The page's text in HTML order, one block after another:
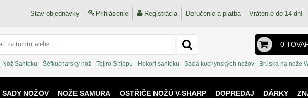
Stav objednávky Prihlásenie Registrácia Doručenie a platba Vrátenie do 14 dní
0
Nôž Santoku Šéfkucharský nôž Tojiro Shippu Hokori santoku Sada kuchynských nožov Brúska na nože
SADY NOŽOV NOŽE SAMURA OSTŘIČE NOŽŮ V-SHARP DOPREDAJ DÁRKY